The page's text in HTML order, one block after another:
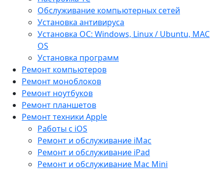
Обслуживание компьютерных сетей
Установка антивируса
Установка ОС: Windows, Linux / Ubuntu, МАС
OS
Установка программ
Ремонт компьютеров
Ремонт моноблоков
Ремонт ноутбуков
Ремонт планшетов
Ремонт техники Apple
Работы с iOS
Ремонт и обслуживание iMac
Ремонт и обслуживание iPad
Ремонт и обслуживание Mac Mini